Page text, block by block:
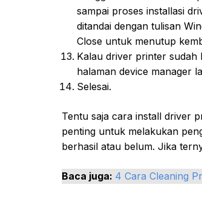
sampai proses installasi
ditandai dengan tulisan
Close untuk menutup
Kalau driver printer sudah
halaman device manager
Selesai.
Tentu saja cara install driver
penting untuk melakukan
berhasil atau belum. Jika
Baca juga: 4 Cara Cleaning